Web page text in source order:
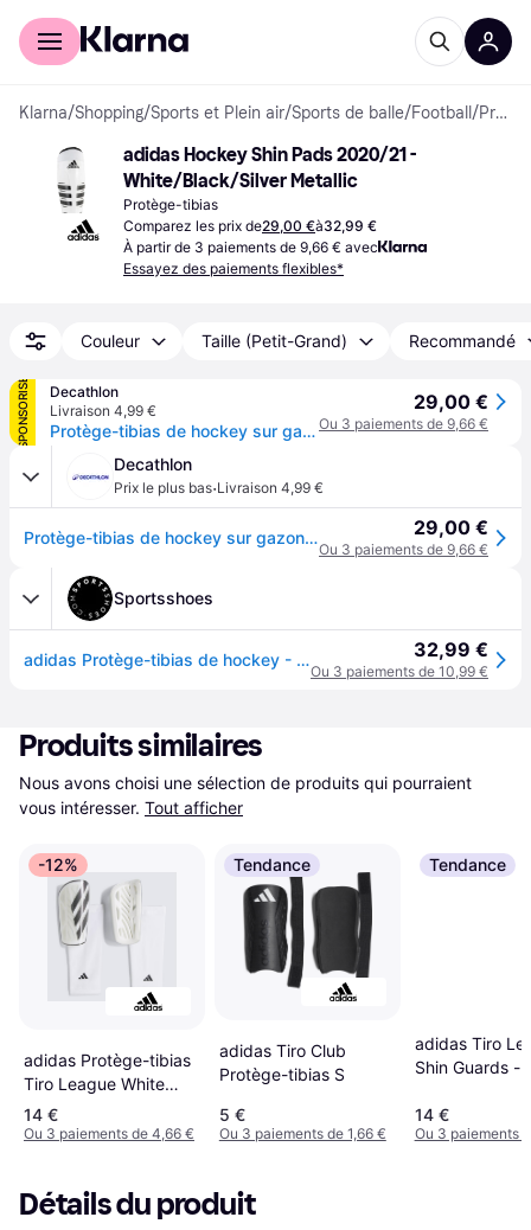
Acheter avec Klarna
Klarna/Shopping/Sports et Plein air/Sports de balle/Football / Protège-tibias
adidas Hockey Shin Pads 2020/21 -
White/Black/Silver Metallic
Protège-tibias
Comparez les prix de29,00 €à32,99 €
À partir de 3 paiements de 9,66 € avec
Essayez des paiements flexibles*
Couleur Taille (Petit-Grand) Recommandé
SPONSORISÉ
Decathlon
Livraison 4,99 €
Protège-tibias de hockey sur gazon intensité forte adulte Hockey blanc noir
29,00 €
Ou 3 paiements de 9,66 €
Decathlon
Prix le plus bas·Livraison 4,99 €
Protège-tibias de hockey sur gazon intensité forte adulte Hockey blanc noir 29,00 €
Ou 3 paiements de 9,66 €
Sportsshoes
adidas Protège-tibias de hockey - AW21 32,99 €
Ou 3 paiements de 10,99 €
Produits similaires
Nous avons choisi une sélection de produits qui pourraient
vous intéresser. Tout afficher
-12%
adidas Protège-tibias
Tiro League White
Black Silver Metallic
14 €
Ou 3 paiements de 4,66 €
Tendance
adidas Tiro Club
Protège-tibias S
5 €
Ou 3 paiements de 1,66 €
Tendance
adidas Tiro
Shin Guards -
White
14 €
Ou 3 paiements
Détails du produit